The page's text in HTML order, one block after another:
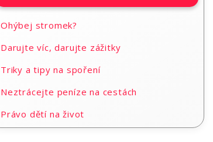
Ohýbej stromek?
Darujte víc, darujte zážitky
Triky a tipy na spoření
Neztrácejte peníze na cestách
Právo dětí na život